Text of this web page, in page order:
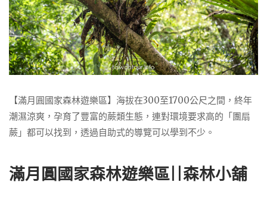
【滿月圓國家森林遊樂區】海拔在300至1700公尺之間，終年
潮濕涼爽，孕育了豐富的蕨類生態，連對環境要求高的「團扇
蕨」都可以找到，透過自助式的導覽可以學到不少。
滿月圓國家森林遊樂區||森林小舖